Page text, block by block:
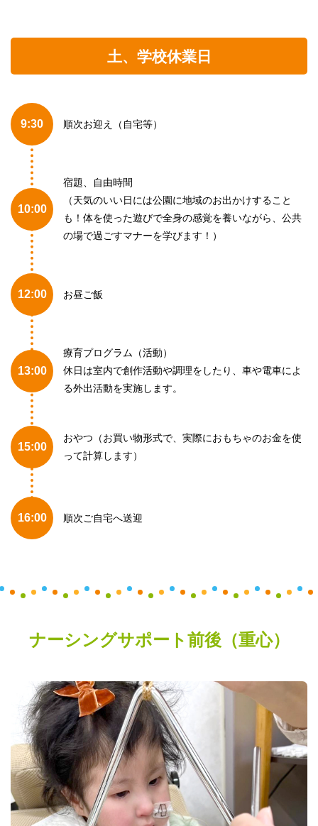
土、学校休業日
9:30 順次お迎え（自宅等）
10:00
宿題、自由時間
（天気のいい日には公園に地域のお出かけすること
も！体を使った遊びで全身の感覚を養いながら、公共
の場で過ごすマナーを学びます！）
12:00 お昼ご飯
13:00
療育プログラム（活動）
休日は室内で創作活動や調理をしたり、車や電車によ
る外出活動を実施します。
15:00
おやつ（お買い物形式で、実際におもちゃのお金を使
って計算します）
16:00 順次ご自宅へ送迎
ナーシングサポート前後（重心）